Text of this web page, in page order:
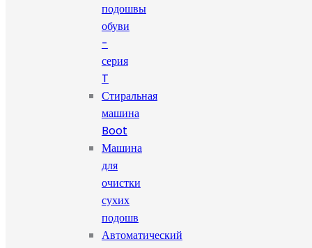
подошвы
обуви
-
серия
T
Стиральная
машина
Boot
Машина
для
очистки
сухих
подошв
Автоматический